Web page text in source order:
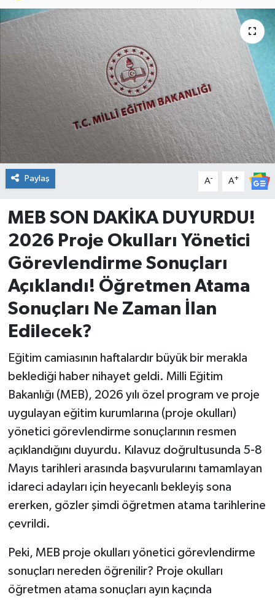
Paylaş A- A+
MEB SON DAKİKA DUYURDU!
2026 Proje Okulları Yönetici
Görevlendirme Sonuçları
Açıklandı! Öğretmen Atama
Sonuçları Ne Zaman İlan
Edilecek?
Eğitim camiasının haftalardır büyük bir merakla
beklediği haber nihayet geldi. Milli Eğitim
Bakanlığı (MEB), 2026 yılı özel program ve proje
uygulayan eğitim kurumlarına (proje okulları)
yönetici görevlendirme sonuçlarının resmen
açıklandığını duyurdu. Kılavuz doğrultusunda 5-8
Mayıs tarihleri arasında başvurularını tamamlayan
idareci adayları için heyecanlı bekleyiş sona
ererken, gözler şimdi öğretmen atama tarihlerine
çevrildi.
Peki, MEB proje okulları yönetici görevlendirme
sonuçları nereden öğrenilir? Proje okulları
öğretmen atama sonuçları ayın kaçında
Edremit
EĞİTİM
EKONOMİ
Erdek
Gömeç
Gönen
İvrindi
KENT GÜNDEMİ
Kepsut
KÜLTÜR-SANAT
MAGAZİN
MANŞET
Manyas
OLAY
OTOMOTİV
Resmi İlanlar
SAĞLIK